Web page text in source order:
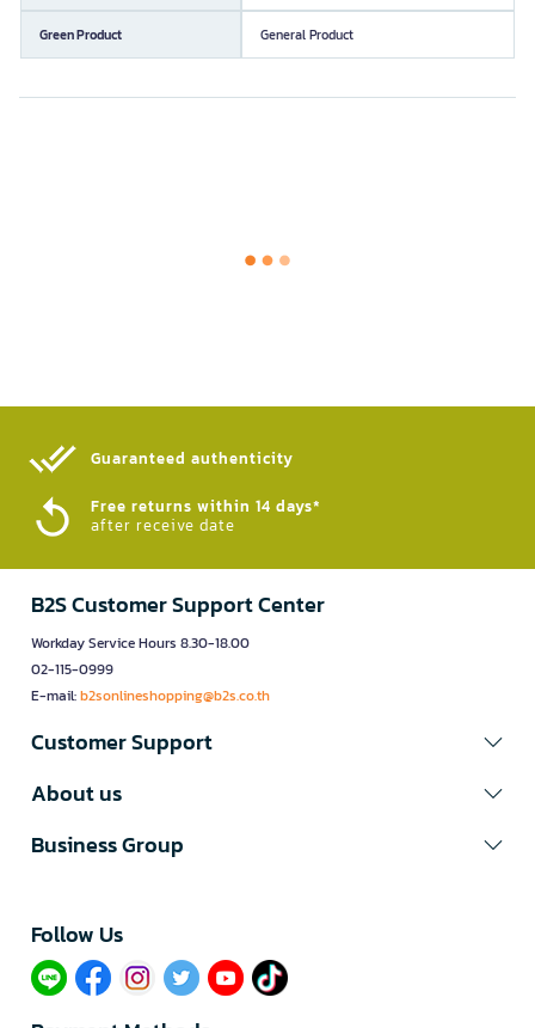
Green Product General Product
Guaranteed authenticity​
Free returns within 14 days*
after receive date
B2S Customer Support Center
Workday Service Hours 8.30-18.00
02-115-0999
E-mail:b2sonlineshopping@b2s.co.th
Customer Support
About us
Business Group
Follow Us​